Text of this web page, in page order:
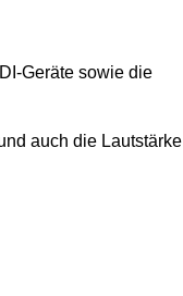
Geräte sowie die
auch die Lautstärke